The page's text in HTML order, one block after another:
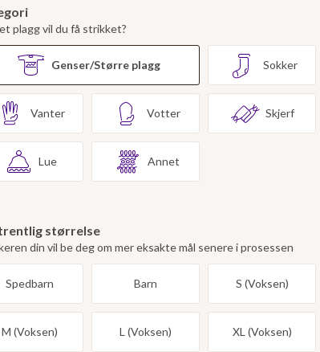
plagg vil du få strikket?
Genser/Større plagg Sokker
Vanter Votter Skjerf
Lue Annet
størrelse
din vil be deg om mer eksakte mål senere i prosessen
Spedbarn Barn S (Voksen)
M (Voksen) L (Voksen) XL (Voksen)